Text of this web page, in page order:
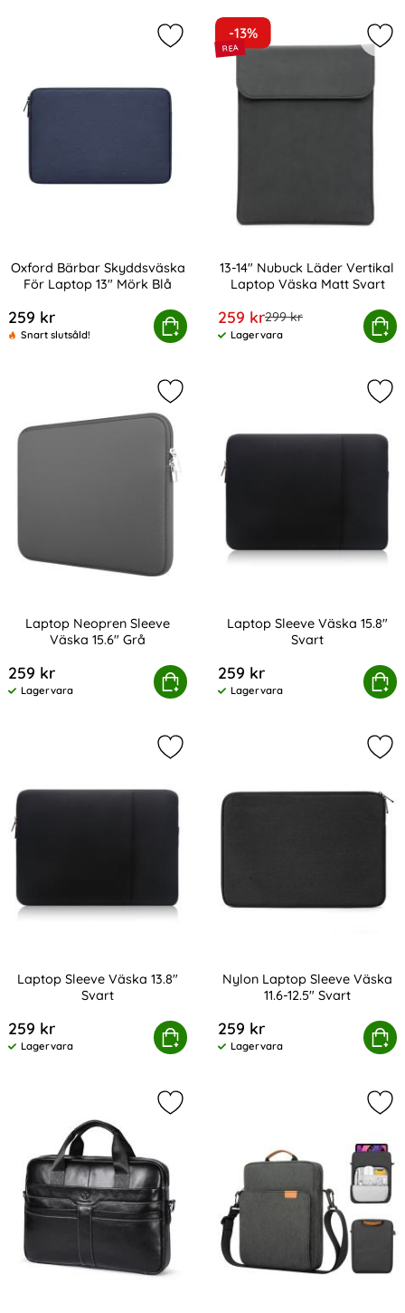
Oxford Bärbar Skyddsväska
För Laptop 13" Mörk Blå
259 kr
Snart slutsåld!
Köp
Bärbar Skyddsväska För Laptop 13" Mörk Blå
Markera oxford Bärbar
-13%
13-14" Nubuck Läder Vertikal
Laptop Väska Matt Svart
rea pris
259 krtidigare pris
299 kr
Tillgänglighet:
Lagervara
Köp
13-14" Nubuck Läder Vertikal
Laptop Neopren Sleeve
Väska 15.6" Grå
259 kr
Tillgänglighet:
Lagervara
Köp
Laptop Neopren Sleeve Väska 15.6" Grå
Markera laptop Neopren Sleeve
Laptop Sleeve Väska 15.8"
Svart
259 kr
Tillgänglighet:
Lagervara
Köp
Laptop Sleeve
Laptop Sleeve Väska 13.8"
Svart
259 kr
Tillgänglighet:
Lagervara
Köp
Laptop Sleeve Väska 13.8" Svart
Markera laptop Sleeve Väska
Nylon Laptop Sleeve Väska
11.6-12.5" Svart
259 kr
Tillgänglighet:
Lagervara
Köp
Nylon Laptop Sleeve
Markera bullCaptain Äkta Läder